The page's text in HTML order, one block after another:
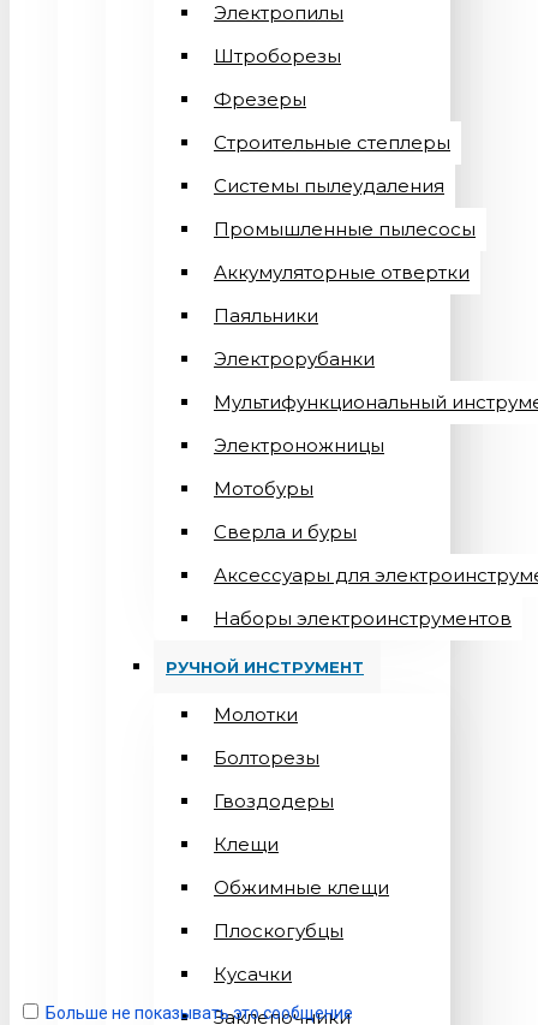
Электропилы
Штроборезы
Фрезеры
Строительные степлеры
Системы пылеудаления
Промышленные пылесосы
Аккумуляторные отвертки
Паяльники
Электрорубанки
Мультифункциональный
Электроножницы
Мотобуры
Сверла и буры
Аксессуары для
Наборы электроинструментов
РУЧНОЙ ИНСТРУМЕНТ
Молотки
Болторезы
Гвоздодеры
Клещи
Обжимные клещи
Плоскогубцы
Кусачки
Заклепочники
Больше не показывать это сообщение